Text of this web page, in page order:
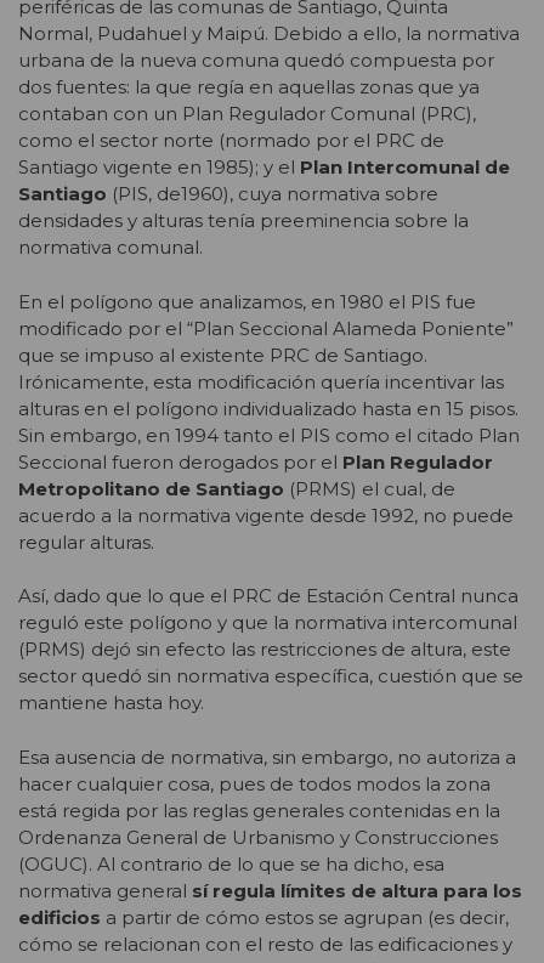
periféricas de las comunas de Santiago, Quinta
Normal, Pudahuel y Maipú. Debido a ello, la normativa
urbana de la nueva comuna quedó compuesta por
dos fuentes: la que regía en aquellas zonas que ya
contaban con un Plan Regulador Comunal (PRC),
como el sector norte (normado por el PRC de
Santiago vigente en 1985); y el Plan Intercomunal de
Santiago (PIS, de1960), cuya normativa sobre
densidades y alturas tenía preeminencia sobre la
normativa comunal.
En el polígono que analizamos, en 1980 el PIS fue
modificado por el “Plan Seccional Alameda Poniente”
que se impuso al existente PRC de Santiago.
Irónicamente, esta modificación quería incentivar las
alturas en el polígono individualizado hasta en 15 pisos.
Sin embargo, en 1994 tanto el PIS como el citado Plan
Seccional fueron derogados por el Plan Regulador
Metropolitano de Santiago (PRMS) el cual, de
acuerdo a la normativa vigente desde 1992, no puede
regular alturas.
Así, dado que lo que el PRC de Estación Central nunca
reguló este polígono y que la normativa intercomunal
(PRMS) dejó sin efecto las restricciones de altura, este
sector quedó sin normativa específica, cuestión que se
mantiene hasta hoy.
Esa ausencia de normativa, sin embargo, no autoriza a
hacer cualquier cosa, pues de todos modos la zona
está regida por las reglas generales contenidas en la
Ordenanza General de Urbanismo y Construcciones
(OGUC). Al contrario de lo que se ha dicho, esa
normativa general sí regula límites de altura para los
edificios a partir de cómo estos se agrupan (es decir,
cómo se relacionan con el resto de las edificaciones y